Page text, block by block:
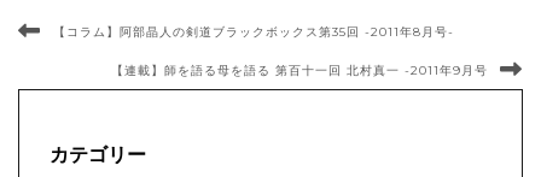
【コラム】阿部晶人の剣道ブラックボックス第35回 -2011年8月号-
【連載】師を語る母を語る 第百十一回 北村真一 -2011年9月号
カテゴリー